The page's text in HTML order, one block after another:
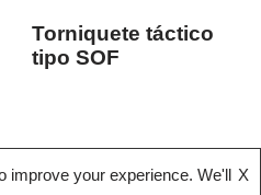
Torniquete táctico
tipo SOF
improve your experience. We'll X